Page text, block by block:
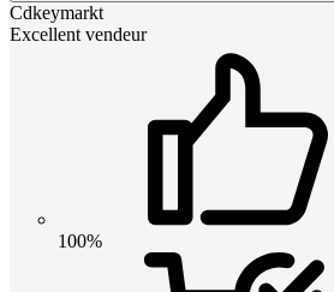
Cdkeymarkt
Excellent vendeur
100%